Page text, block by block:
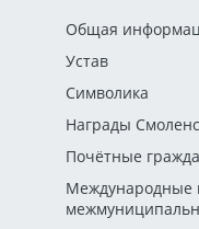
Общая
Устав
Символика
Награды
Почётные
Международные